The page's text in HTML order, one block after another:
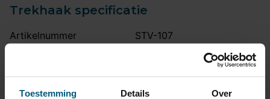
Toestemming Details Over
Trekhaak specificatie
Artikelnummer
STV-107
twee bouten.